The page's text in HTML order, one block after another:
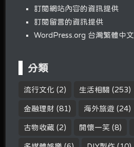
訂閱網站內容的資訊提供
訂閱留言的資訊提供
WordPress.org 台灣繁體中文
分類
流行文化 (2) 生活相關 (253)
金融理財 (81) 海外旅遊 (24)
古物收藏 (2) 開懷一笑 (8)